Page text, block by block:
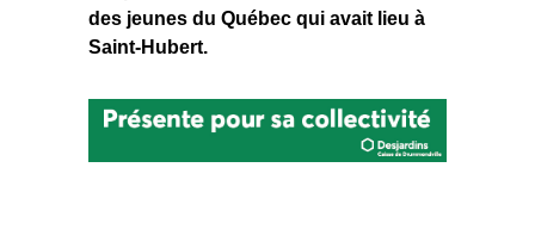
des jeunes du Québec qui avait lieu à
Saint-Hubert.